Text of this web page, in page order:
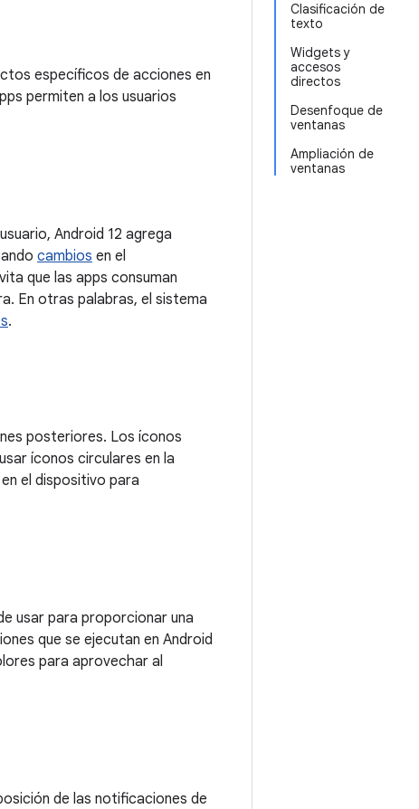
Clasificación de
texto
Widgets y
accesos
directos
Desenfoque de
ventanas
Ampliación de
ventanas
específicos de acciones en
permiten a los usuarios
Android 12 agrega
cambios en el
que las apps consuman
En otras palabras, el sistema
.
posteriores. Los íconos
íconos circulares en la
el dispositivo para
usar para proporcionar una
que se ejecutan en Android
para aprovechar al
de las notificaciones de